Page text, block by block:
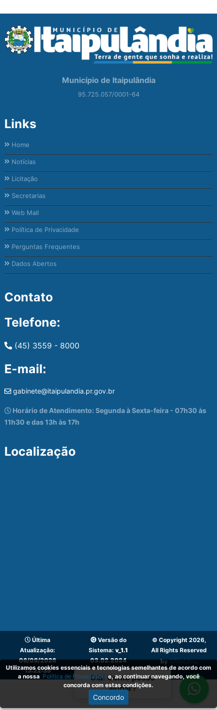
Olá! Como posso
ajudar?
Município de Itaipulândia
95.725.057/0001-64
Links
Home
Notícias
Licitação
Secretarias
Web Mail
Política de Privacidade
Perguntas Frequentes
Dados Abertos
Contato
Telefone:
(45) 3559 - 8000
E-mail:
gabinete@itaipulandia.pr.gov.br
Horário de Atendimento: Segunda à Sexta-feira - 07h30 às
11h30 e das 13h às 17h
Localização
Última
Atualização:
06/08/2026
13:22:35
Versão do
Sistema:v_1.1
03.02.2024
© Copyright 2026,
All Rights Reserved
byXFind.inc.
Utilizamos cookies essenciais e tecnologias semelhantes de acordo com
a nossa Política de Privacidadee, ao continuar navegando, você
concorda com estas condições.
Concordo